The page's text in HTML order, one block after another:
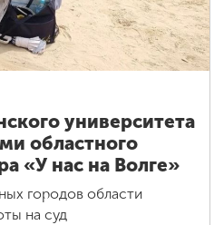
университета
областного
«У нас на Волге»
городов области
на суд